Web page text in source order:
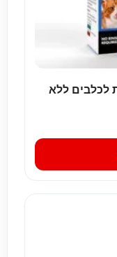
לכלבים ללא